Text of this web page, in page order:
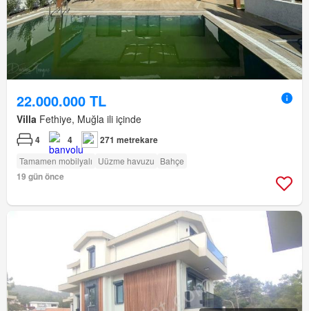
22.000.000 TL
Villa Fethiye, Muğla ili içinde
4 4 271 metrekare
Tamamen mobilyalı Uüzme havuzu Bahçe
19 gün önce